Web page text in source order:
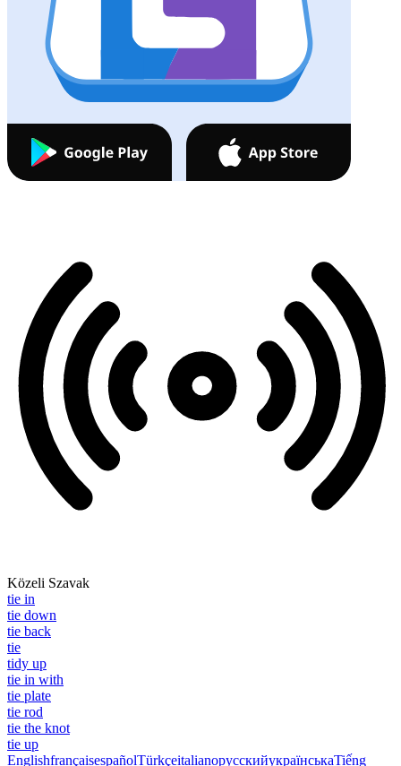
Közeli Szavak
tie in
tie down
tie back
tie
tidy up
tie in with
tie plate
tie rod
tie the knot
tie up
EnglishfrançaisespañolTürkçeitalianoрусскийукраїнськаTiếng